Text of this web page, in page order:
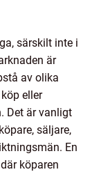
särskilt inte i
är
av olika
eller
Det är vanligt
säljare,
En
köparen